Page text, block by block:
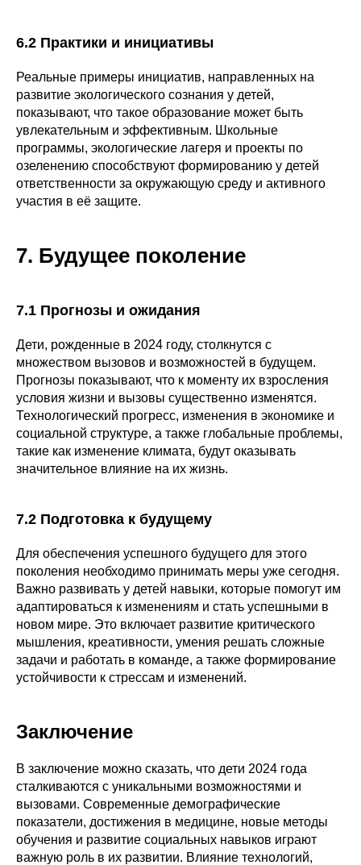
6.2 Практики и инициативы
Реальные примеры инициатив, направленных на
развитие экологического сознания у детей,
показывают, что такое образование может быть
увлекательным и эффективным. Школьные
программы, экологические лагеря и проекты по
озеленению способствуют формированию у детей
ответственности за окружающую среду и активного
участия в её защите.
7. Будущее поколение
7.1 Прогнозы и ожидания
Дети, рожденные в 2024 году, столкнутся с
множеством вызовов и возможностей в будущем.
Прогнозы показывают, что к моменту их взросления
условия жизни и вызовы существенно изменятся.
Технологический прогресс, изменения в экономике и
социальной структуре, а также глобальные проблемы,
такие как изменение климата, будут оказывать
значительное влияние на их жизнь.
7.2 Подготовка к будущему
Для обеспечения успешного будущего для этого
поколения необходимо принимать меры уже сегодня.
Важно развивать у детей навыки, которые помогут им
адаптироваться к изменениям и стать успешными в
новом мире. Это включает развитие критического
мышления, креативности, умения решать сложные
задачи и работать в команде, а также формирование
устойчивости к стрессам и изменений.
Заключение
В заключение можно сказать, что дети 2024 года
сталкиваются с уникальными возможностями и
вызовами. Современные демографические
показатели, достижения в медицине, новые методы
обучения и развитие социальных навыков играют
важную роль в их развитии. Влияние технологий,